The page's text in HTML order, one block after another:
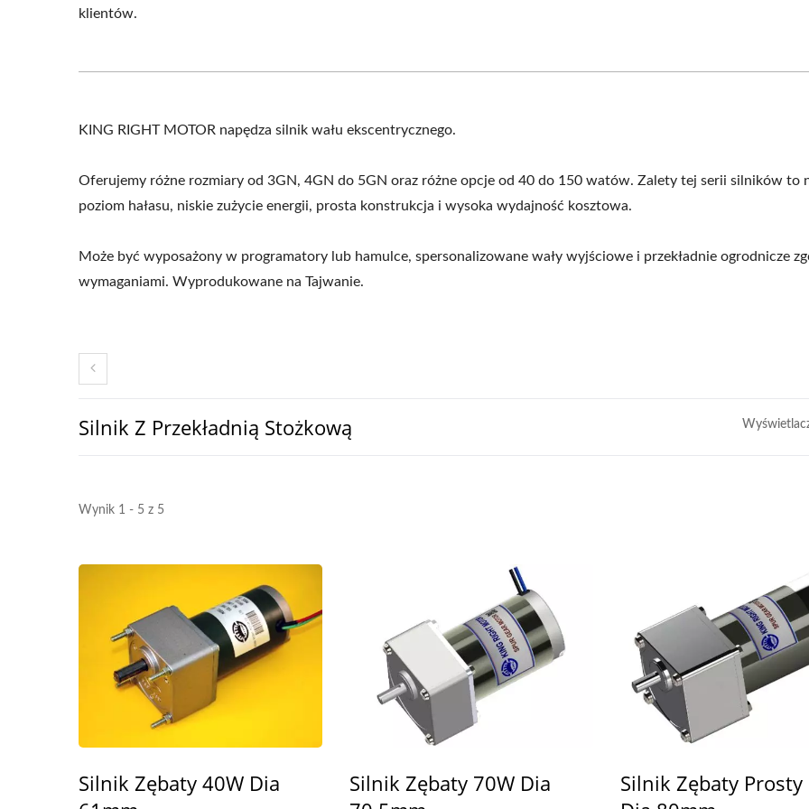
klientów.
KING RIGHT MOTOR napędza silnik wału ekscentrycznego.
Oferujemy różne rozmiary od 3GN, 4GN do 5GN oraz różne opcje od 40 do 150 watów. Zalety tej serii silników to
poziom hałasu, niskie zużycie energii, prosta konstrukcja i wysoka wydajność kosztowa.
Może być wyposażony w programatory lub hamulce, spersonalizowane wały wyjściowe i przekładnie ogrodnicze
wymaganiami. Wyprodukowane na Tajwanie.
Silnik Z Przekładnią Stożkową
Wynik 1 - 5 z 5
Silnik Zębaty 40W Dia
Silnik Zębaty 70W Dia
Silnik Zębaty Prosty
Silnik 70W Do Zastosowań
Medycznych
Wał Drążony AGV
Medycznych